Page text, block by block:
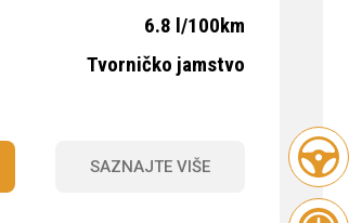
6.8 l/100km
Tvorničko jamstvo
SAZNAJTE VIŠE